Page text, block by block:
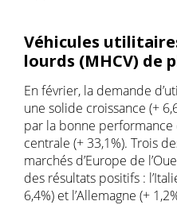
Véhicules
lourds (MHCV) de
En février, la demande
une solide croissance (+
par la bonne performance
centrale (+ 33,1%). Trois
marchés d’Europe de
des résultats positifs :
6,4%) et l’Allemagne (+